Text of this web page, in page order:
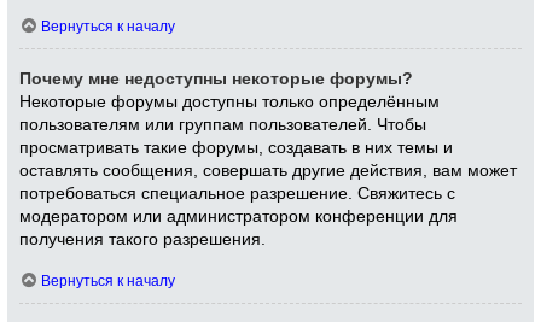
Вернуться к началу
Почему мне недоступны некоторые форумы?
Некоторые форумы доступны только определённым
пользователям или группам пользователей. Чтобы
просматривать такие форумы, создавать в них темы и
оставлять сообщения, совершать другие действия, вам может
потребоваться специальное разрешение. Свяжитесь с
модератором или администратором конференции для
получения такого разрешения.
Вернуться к началу